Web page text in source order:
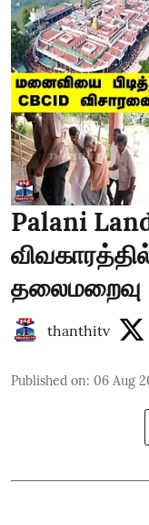
Palani
தலைமறைவு
thanthitv
Published on: 06 Aug